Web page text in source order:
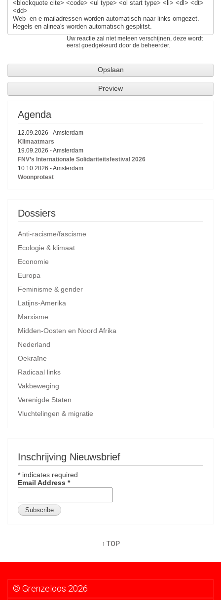
<blockquote cite> <code> <ul type> <ol start type> <li> <dl> <dt>
<dd>
Web- en e-mailadressen worden automatisch naar links omgezet.
Regels en alinea's worden automatisch gesplitst.
Uw reactie zal niet meteen verschijnen, deze wordt
eerst goedgekeurd door de beheerder.
Agenda
12.09.2026 -Amsterdam
Klimaatmars
19.09.2026 -Amsterdam
FNV’s Internationale Solidariteitsfestival 2026
10.10.2026 -Amsterdam
Woonprotest
Dossiers
Anti-racisme/fascisme
Ecologie & klimaat
Economie
Europa
Feminisme & gender
Latijns-Amerika
Marxisme
Midden-Oosten en Noord Afrika
Nederland
Oekraïne
Radicaal links
Vakbeweging
Verenigde Staten
Vluchtelingen & migratie
Inschrijving Nieuwsbrief
* indicates required
Email Address *
↑ TOP
© Grenzeloos 2026